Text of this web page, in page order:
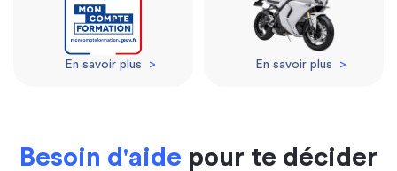
En savoir plus > En savoir plus >
Besoin d'aide pour te décider